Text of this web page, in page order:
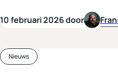
10 februari 2026 door
Nieuws